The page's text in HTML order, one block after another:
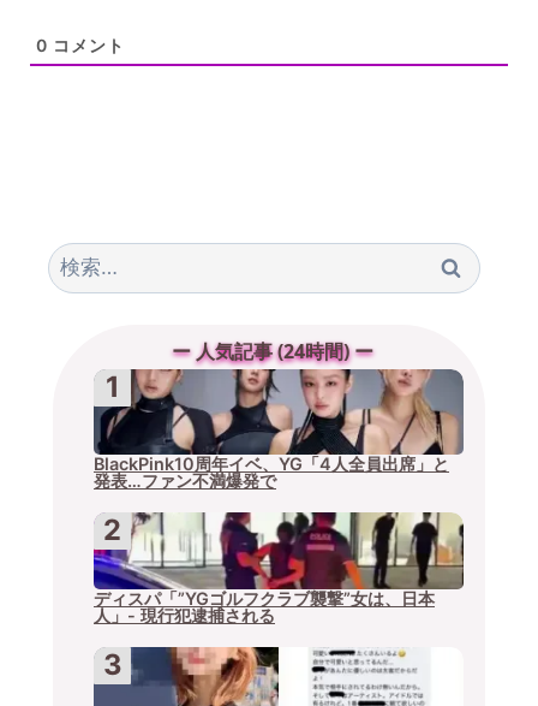
0 コメント
検
索:
ー 人気記事 (24時間) ー
BlackPink10周年イベ、YG「4人全員出席」と
発表…ファン不満爆発で
ディスパ「”YGゴルフクラブ襲撃”女は、日本
人」- 現行犯逮捕される